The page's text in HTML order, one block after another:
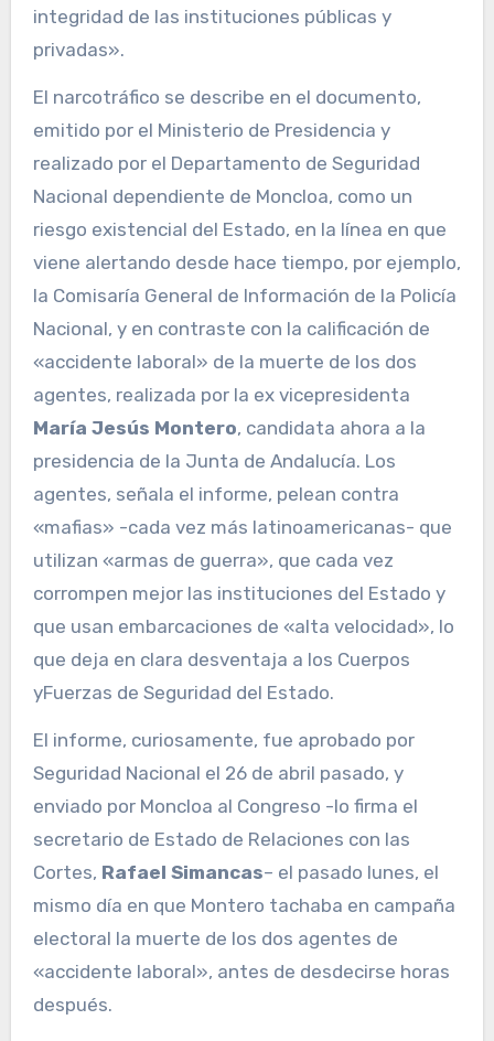
integridad de las instituciones públicas y
privadas».
El narcotráfico se describe en el documento,
emitido por el Ministerio de Presidencia y
realizado por el Departamento de Seguridad
Nacional dependiente de Moncloa, como un
riesgo existencial del Estado, en la línea en que
viene alertando desde hace tiempo, por ejemplo,
la Comisaría General de Información de la Policía
Nacional, y en contraste con la calificación de
«accidente laboral» de la muerte de los dos
agentes, realizada por la ex vicepresidenta
María Jesús Montero, candidata ahora a la
presidencia de la Junta de Andalucía. Los
agentes, señala el informe, pelean contra
«mafias» -cada vez más latinoamericanas- que
utilizan «armas de guerra», que cada vez
corrompen mejor las instituciones del Estado y
que usan embarcaciones de «alta velocidad», lo
que deja en clara desventaja a los Cuerpos
yFuerzas de Seguridad del Estado.
El informe, curiosamente, fue aprobado por
Seguridad Nacional el 26 de abril pasado, y
enviado por Moncloa al Congreso -lo firma el
secretario de Estado de Relaciones con las
Cortes, Rafael Simancas– el pasado lunes, el
mismo día en que Montero tachaba en campaña
electoral la muerte de los dos agentes de
«accidente laboral», antes de desdecirse horas
después.